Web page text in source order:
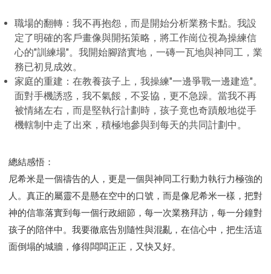
職場的翻轉：我不再抱怨，而是開始分析業務卡點。我設
定了明確的客戶畫像與開拓策略，將工作崗位視為操練信
心的"訓練場"。我開始腳踏實地，一磚一瓦地與神同工，業
務已初見成效。
家庭的重建：在教養孩子上，我操練"一邊爭戰一邊建造"。
面對手機誘惑，我不氣餒，不妥協，更不急躁。當我不再
被情緒左右，而是堅執行計劃時，孩子竟也奇蹟般地從手
機轄制中走了出來，積極地參與到每天的共同計劃中。
總結感悟：
尼希米是一個禱告的人，更是一個與神同工行動力執行力極強的
人。真正的屬靈不是懸在空中的口號，而是像尼希米一樣，把對
神的信靠落實到每一個行政細節，每一次業務拜訪，每一分鐘對
孩子的陪伴中。我要徹底告別隨性與混亂，在信心中，把生活這
面倒塌的城牆，修得闆闆正正，又快又好。